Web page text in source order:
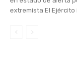
extremista El